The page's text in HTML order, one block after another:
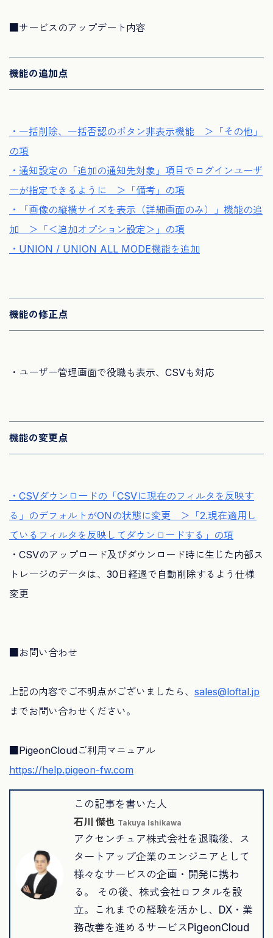
■サービスのアップデート内容
機能の追加点
・一括削除、一括否認のボタン非表示機能 ＞「その他」
の項
・通知設定の「追加の通知先対象」 項目でログインユーザ
ーが指定できるように ＞「備考」の項
・「画像の縦横サイズを表示（詳細画面のみ）」機能の追
加 ＞「＜追加オプション設定＞」の項
・UNION / UNION ALL MODE機能を追加
機能の修正点
・ユーザー管理画面で役職も表示、CSVも対応
機能の変更点
・CSVダウンロードの「CSVに現在のフィルタを反映す
る」 のデフォルトがONの状態に変更 ＞「2.現在適用し
ているフィルタを反映してダウンロードする」 の項
・CSVのアップロード及びダウンロード時に生じた内部ス
トレージのデータは、30日経過で自動削除するよう仕様
変更
■お問い合わせ
上記の内容でご不明点がございましたら、 sales@loftal.jp
までお問い合わせください。
■PigeonCloudご利用マニュアル
https://help.pigeon-fw.com
この記事を書いた人
石川 傑也 Takuya Ishikawa
アクセンチュア株式会社を退職後、ス
タートアップ企業のエンジニアとして
様々なサービスの企画・開発に携わ
る。 その後、株式会社ロフタルを設
立。これまでの経験を活かし、DX・業
務改善を進めるサービスPigeonCloud